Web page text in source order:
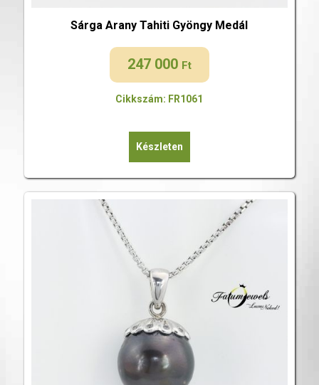
Sárga Arany Tahiti Gyöngy Medál
247 000 Ft
Cikkszám: FR1061
Készleten